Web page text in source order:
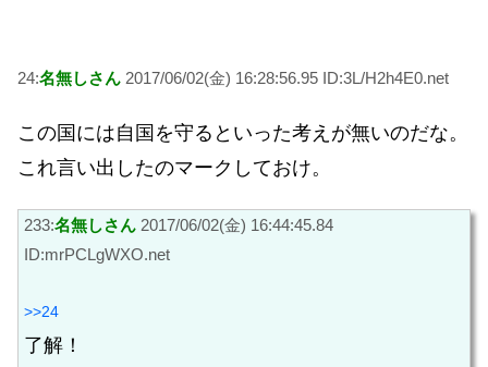
24:名無しさん 2017/06/02(金) 16:28:56.95 ID:3L/H2h4E0.net
この国には自国を守るといった考えが無いのだな。
これ言い出したのマークしておけ。
233:名無しさん 2017/06/02(金) 16:44:45.84
ID:mrPCLgWXO.net
>>24
了解！